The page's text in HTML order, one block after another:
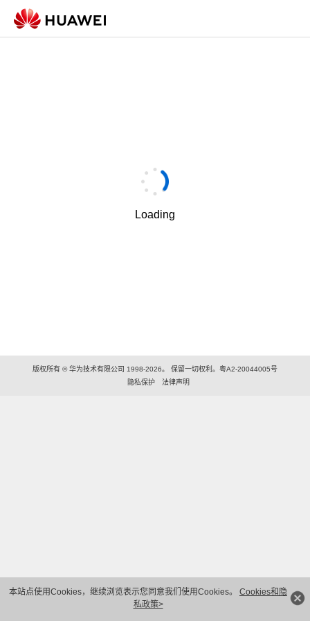
本站点使用Cookies，继续浏览表示您同意我们使用Cookies。 Cookies和隐
私政策>
Loading
版权所有 © 华为技术有限公司 1998-2026。 保留一切权利。粤A2-20044005号
隐私保护
法律声明